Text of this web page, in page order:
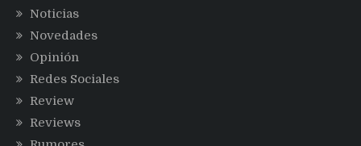
Noticias
Novedades
Opinión
Redes Sociales
Review
Reviews